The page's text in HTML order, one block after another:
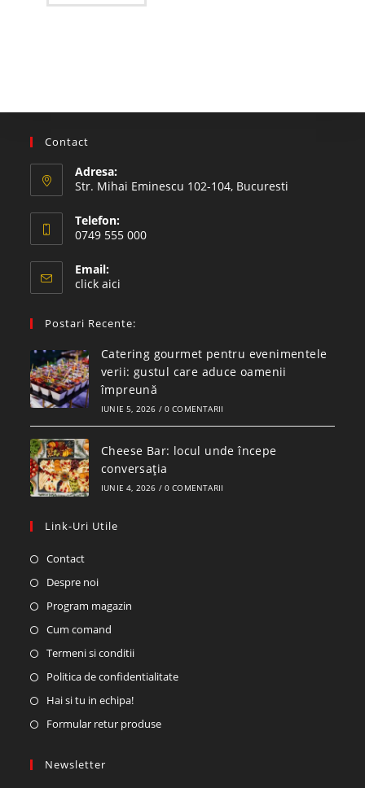
Contact
Adresa:
Str. Mihai Eminescu 102-104, Bucuresti
Telefon:
0749 555 000
Email:
click aici
Postari Recente:
Catering gourmet pentru evenimentele
verii: gustul care aduce oamenii
împreună
IUNIE 5, 2026 / 0 COMENTARII
Cheese Bar: locul unde începe
conversația
IUNIE 4, 2026 / 0 COMENTARII
Link-Uri Utile
Contact
Despre noi
Program magazin
Cum comand
Termeni si conditii
Politica de confidentialitate
Hai si tu in echipa!
Formular retur produse
Newsletter